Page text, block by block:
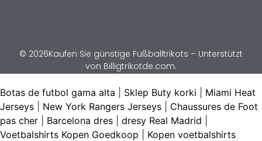
© 2026Kaufen Sie günstige Fußballtrikots – Unterstützt
von Billigtrikotde.com.
Botas de futbol gama alta Sklep Buty korki
Miami Heat
Jerseys
New York Rangers Jerseys
Chaussures de Foot
pas cher
Barcelona dres dresy Real Madrid
Voetbalshirts Kopen Goedkoop
Kopen voetbalshirts